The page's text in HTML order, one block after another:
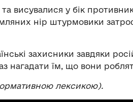
та висувалися у бік
нір штурмовики
захисники завдяки
нагадати їм, що вони
лексикою).